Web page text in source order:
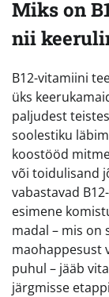
Miks on
nii
B12-vitamiini
üks
paljudest
soolestiku
koostööd
või toidulisand
vabastavad
esimene
madal – mis on
maohappesust
puhul – jääb
järgmisse